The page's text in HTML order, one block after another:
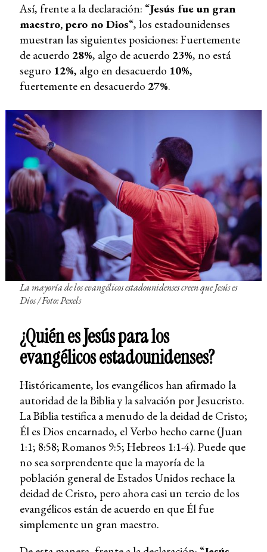
Así, frente a la declaración: “Jesús fue un gran
maestro, pero no Dios“, los estadounidenses
muestran las siguientes posiciones: Fuertemente
de acuerdo 28%, algo de acuerdo 23%, no está
seguro 12%, algo en desacuerdo 10%,
fuertemente en desacuerdo 27%.
La mayoría de los evangélicos estadounidenses creen que Jesús es
Dios/ Foto: Pexels
¿Quién es Jesús para los
evangélicos estadounidenses?
Históricamente, los evangélicos han afirmado la
autoridad de la Biblia y la salvación por Jesucristo.
La Biblia testifica a menudo de la deidad de Cristo;
Él es Dios encarnado, el Verbo hecho carne (Juan
1:1; 8:58; Romanos 9:5; Hebreos 1:1-4). Puede que
no sea sorprendente que la mayoría de la
población general de Estados Unidos rechace la
deidad de Cristo, pero ahora casi un tercio de los
evangélicos están de acuerdo en que Él fue
simplemente un gran maestro.